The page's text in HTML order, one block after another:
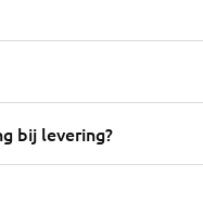
bij levering?